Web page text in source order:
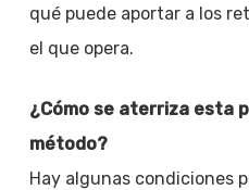
qué puede aportar a los
el que opera.
¿Cómo se aterriza esta
método?
Hay algunas condiciones